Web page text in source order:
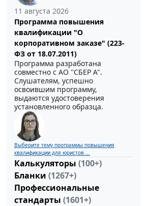
11 августа 2026
Программа повышения
квалификации "О
корпоративном заказе" (223-
ФЗ от 18.07.2011)
Программа разработана
совместно с АО ''СБЕР А".
Слушателям, успешно
освоившим программу,
выдаются удостоверения
установленного образца.
Выберите тему программы повышения
квалификации для юристов ...
Калькуляторы (100+)
Бланки (1267+)
Профессиональные
стандарты (1601+)